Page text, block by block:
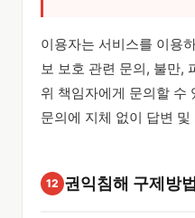
이용자는 서비스를 이용
보 보호 관련 문의, 불만,
위 책임자에게 문의할 수
문의에 지체 없이 답변
12 권익침해 구제방법